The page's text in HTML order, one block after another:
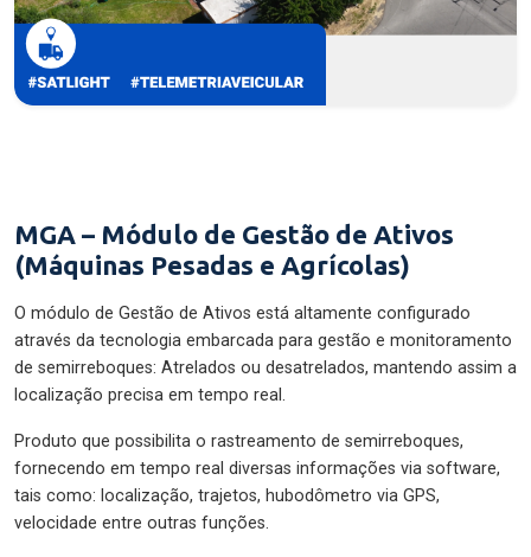
MGA – Módulo de Gestão de Ativos
(Máquinas Pesadas e Agrícolas)
O módulo de Gestão de Ativos está altamente configurado
através da tecnologia embarcada para gestão e monitoramento
de semirreboques: Atrelados ou desatrelados, mantendo assim a
localização precisa em tempo real.
Produto que possibilita o rastreamento de semirreboques,
fornecendo em tempo real diversas informações via software,
tais como: localização, trajetos, hubodômetro via GPS,
velocidade entre outras funções.